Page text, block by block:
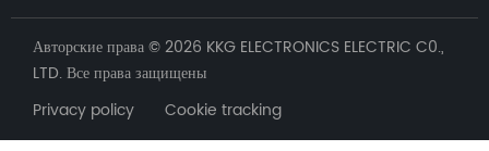
Авторские права © 2026 KKG ELECTRONICS ELECTRIC C0.,
LTD. Все права защищены
Privacy policy Cookie tracking